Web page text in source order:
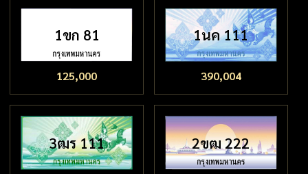
1ขก 81
125,000
1นค 111
390,004
3ฒร 111 2ขฒ 222